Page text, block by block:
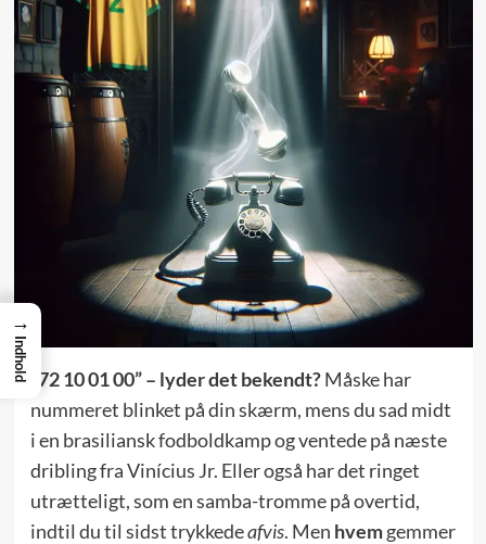
“72 10 01 00” – lyder det bekendt?Måske har
nummeret blinket på din skærm, mens du sad midt
i en brasiliansk fodboldkamp og ventede på næste
dribling fra Vinícius Jr. Eller også har det ringet
utrætteligt, som en samba-tromme på overtid,
indtil du til sidst trykkedeafvis. Men hvemgemmer
→
Indhold